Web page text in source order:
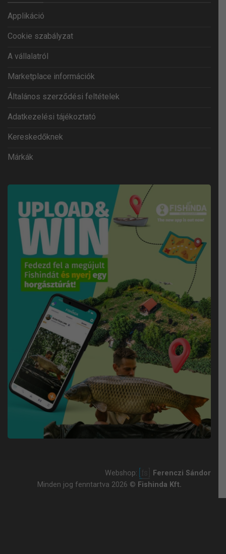
Applikáció
Cookie szabályzat
A vállalatról
Marketplace információk
Általános szerződési feltételek
Adatkezelési tájékoztató
Kereskedőknek
Márkák
Webshop:
Ferenczi Sándor
Minden jog fenntartva 2026 © Fishinda Kft.